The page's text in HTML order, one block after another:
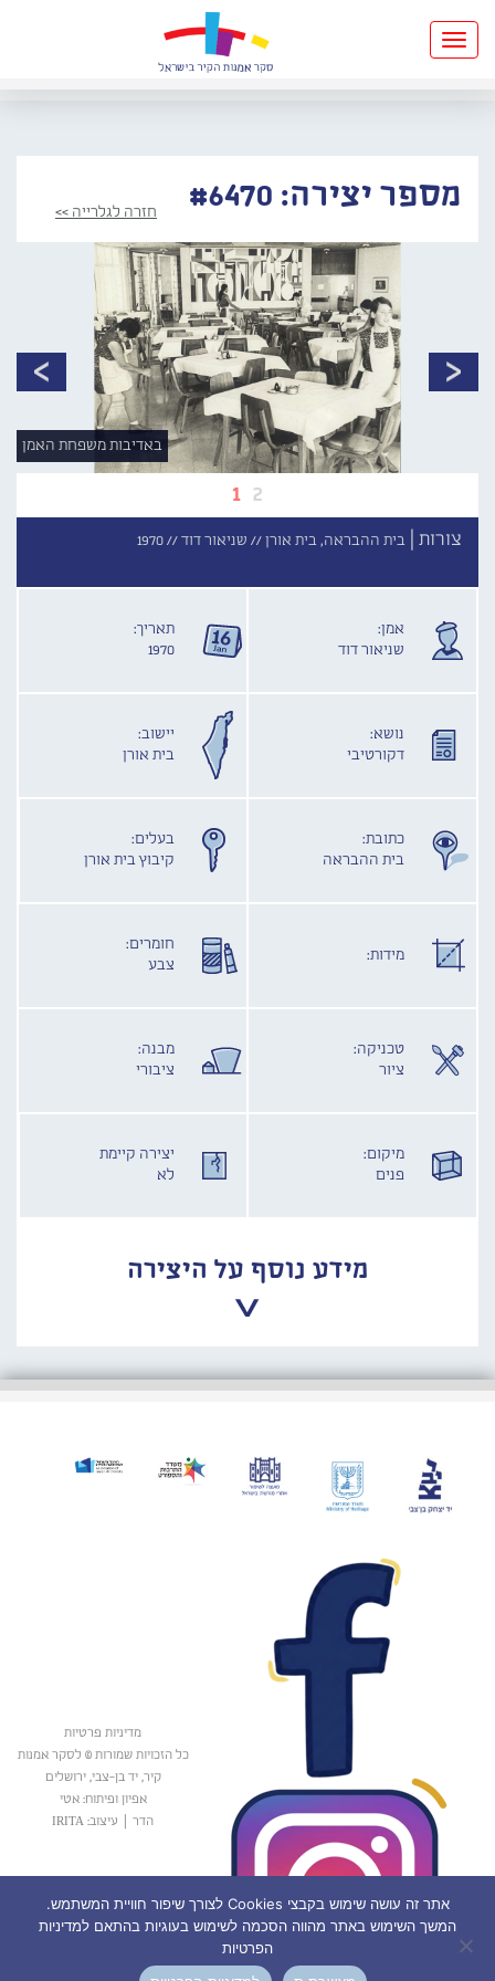
Toggle
navigation
מספר יצירה: #6470 חזרה לגלרייה >>
1 2
באדיבות משפחת האמן
צורות | בית ההבראה, בית אורן // שניאור דוד //1970
אמן:
שניאור דוד
תאריך:
1970
נושא:
דקורטיבי
יישוב:
בית אורן
כתובת:
בית ההבראה
בעלים:
קיבוץ בית אורן
מידות:
חומרים:
צבע
טכניקה:
ציור
מבנה:
ציבורי
מיקום:
פנים
יצירה קיימת
לא
מידע נוסף על היצירה
מדיניות פרטיות
כל הזכויות שמורות © לסקר אמנות
קיר, יד בן-צבי, ירושלים
אפיון ופיתוח: אטי
הדר
עיצוב: IRITA
אתר זה עושה שימוש בקבצי Cookies לצורך שיפור חוויית המשתמש.
המשך השימוש באתר מהווה הסכמה לשימוש בעוגיות בהתאם למדיניות
הפרטיות